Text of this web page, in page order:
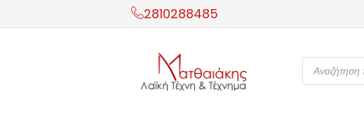
2810288485